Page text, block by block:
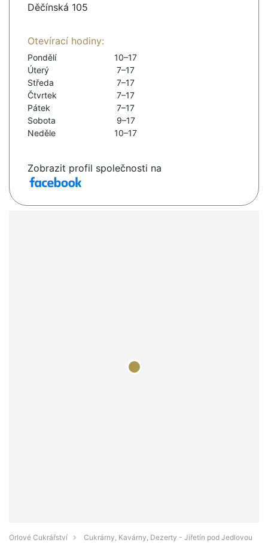
Děčínská 105
Otevírací hodiny:
Pondělí
10–17
Úterý
7–17
Středa
7–17
Čtvrtek
7–17
Pátek
7–17
Sobota
9–17
Neděle
10–17
Zobrazit profil společnosti na
Orlové Cukrářství
Cukrárny, Kavárny, Dezerty - Jiřetín pod Jedlovou